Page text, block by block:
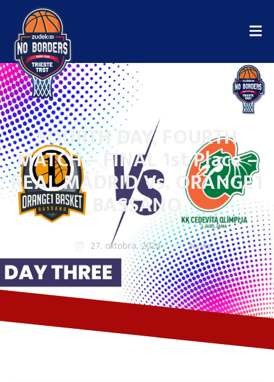
FOURTH DAY, FOURTH
MATCH – FINAL 1st Place –
REAL MADRID Vs. ORANGE1
BASSANO
27. oktobra, 2024 News